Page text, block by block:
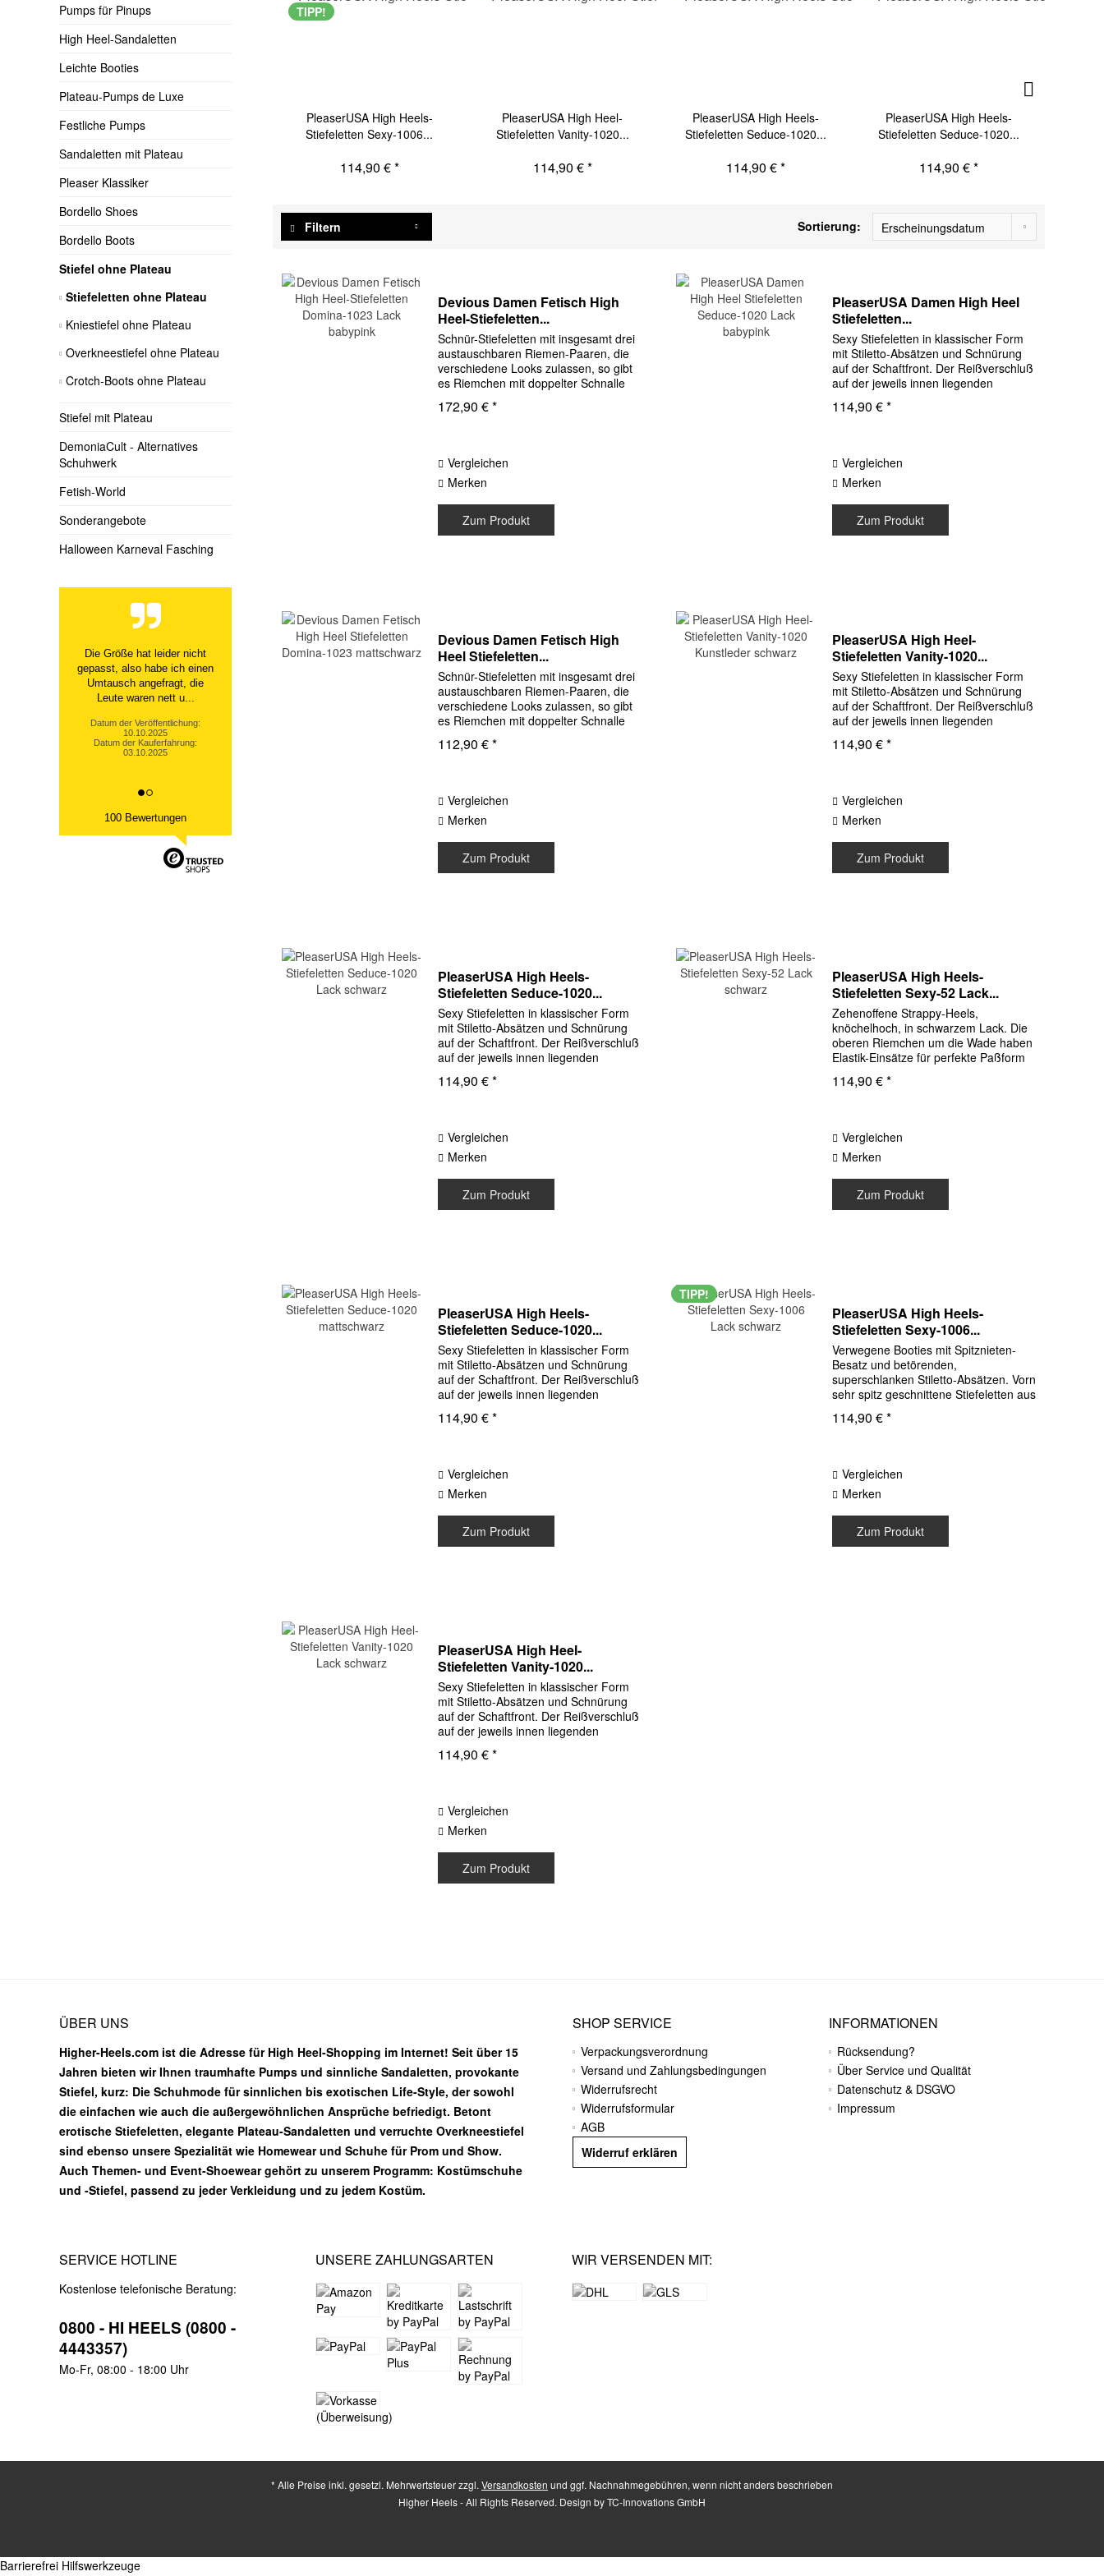
Pumps für Pinups
High Heel-Sandaletten
Leichte Booties
Plateau-Pumps de Luxe
Festliche Pumps
Sandaletten mit Plateau
Pleaser Klassiker
Bordello Shoes
Bordello Boots
Stiefel ohne Plateau
Stiefeletten ohne Plateau
Kniestiefel ohne Plateau
Overkneestiefel ohne Plateau
Crotch-Boots ohne Plateau
Stiefel mit Plateau
DemoniaCult - Alternatives
Schuhwerk
Fetish-World
Sonderangebote
Halloween Karneval Fasching
Die Größe hat leider nicht
gepasst, also habe ich einen
Umtausch angefragt, die
Leute waren nett u...
Datum der Veröffentlichung:
10.10.2025
Datum der Kauferfahrung:
03.10.2025
100 Bewertungen
TIPP!
PleaserUSA High Heels-
Stiefeletten Sexy-1006...
114,90 € *
PleaserUSA High Heel-
Stiefeletten Vanity-1020...
114,90 € *
PleaserUSA High Heels-
Stiefeletten Seduce-1020...
114,90 € *
PleaserUSA High Heels-
Stiefeletten Seduce-1020...
114,90 € *
Filtern Sortierung:
Devious Damen Fetisch High
Heel-Stiefeletten...
Schnür-Stiefeletten mit insgesamt drei
austauschbaren Riemen-Paaren, die
verschiedene Looks zulassen, so gibt
es Riemchen mit doppelter Schnalle
und abschließbaren Riemchen samt
kleinen funktionierenden Vorhänge-
172,90 € *
Vergleichen
Merken
Zum Produkt
PleaserUSA Damen High Heel
Stiefeletten...
Sexy Stiefeletten in klassischer Form
mit Stiletto-Absätzen und Schnürung
auf der Schaftfront. Der Reißverschluß
auf der jeweils innen liegenden
Schaftseite erleichtert das An- und
Ausziehen enorm. Obermaterial
114,90 € *
Vergleichen
Merken
Zum Produkt
Devious Damen Fetisch High
Heel Stiefeletten...
Schnür-Stiefeletten mit insgesamt drei
austauschbaren Riemen-Paaren, die
verschiedene Looks zulassen, so gibt
es Riemchen mit doppelter Schnalle
kleinen funktionierenden Vorhänge-
112,90 € *
Vergleichen
Merken
Zum Produkt
PleaserUSA High Heel-
Stiefeletten Vanity-1020...
Sexy Stiefeletten in klassischer Form
mit Stiletto-Absätzen und Schnürung
auf der Schaftfront. Der Reißverschluß
auf der jeweils innen liegenden
Ausziehen. Obermaterial Kunstleder
114,90 € *
Vergleichen
Merken
Zum Produkt
PleaserUSA High Heels-
Stiefeletten Seduce-1020...
Sexy Stiefeletten in klassischer Form
mit Stiletto-Absätzen und Schnürung
auf der Schaftfront. Der Reißverschluß
auf der jeweils innen liegenden
Ausziehen enorm. Obermaterial
114,90 € *
Vergleichen
Merken
Zum Produkt
PleaserUSA High Heels-
Stiefeletten Sexy-52 Lack...
Zehenoffene Strappy-Heels,
knöchelhoch, in schwarzem Lack. Die
oberen Riemchen um die Wade haben
Elastik-Einsätze für perfekte Paßform
entlang. Obermaterial Synthetik Lack
114,90 € *
Vergleichen
Merken
Zum Produkt
PleaserUSA High Heels-
Stiefeletten Seduce-1020...
Sexy Stiefeletten in klassischer Form
mit Stiletto-Absätzen und Schnürung
auf der Schaftfront. Der Reißverschluß
auf der jeweils innen liegenden
Ausziehen enorm. Obermaterial
114,90 € *
Vergleichen
Merken
Zum Produkt
TIPP!
PleaserUSA High Heels-
Stiefeletten Sexy-1006...
Verwegene Booties mit Spitznieten-
Besatz und betörenden,
superschlanken Stiletto-Absätzen. Vorn
sehr spitz geschnittene Stiefeletten aus
perfekte Lack- oder Latex-Outfit. Mit
114,90 € *
Vergleichen
Merken
Zum Produkt
PleaserUSA High Heel-
Stiefeletten Vanity-1020...
Sexy Stiefeletten in klassischer Form
mit Stiletto-Absätzen und Schnürung
auf der Schaftfront. Der Reißverschluß
auf der jeweils innen liegenden
Schaftseite erleichtert das An- und
Ausziehen enorm. Obermaterial
114,90 € *
Vergleichen
Merken
Zum Produkt
ÜBER UNS
Higher-Heels.com ist die Adresse für High Heel-Shopping im Internet! Seit über 15
Jahren bieten wir Ihnen traumhafte Pumps und sinnliche Sandaletten, provokante
Stiefel, kurz: Die Schuhmode für sinnlichen bis exotischen Life-Style, der sowohl
die einfachen wie auch die außergewöhnlichen Ansprüche befriedigt. Betont
erotische Stiefeletten, elegante Plateau-Sandaletten und verruchte Overkneestiefel
sind ebenso unsere Spezialität wie Homewear und Schuhe für Prom und Show.
Auch Themen- und Event-Shoewear gehört zu unserem Programm: Kostümschuhe
und -Stiefel, passend zu jeder Verkleidung und zu jedem Kostüm.
SHOP SERVICE
Verpackungsverordnung
Versand und Zahlungsbedingungen
Widerrufsrecht
Widerrufsformular
AGB
Widerruf erklären
INFORMATIONEN
Rücksendung?
Über Service und Qualität
Datenschutz & DSGVO
Impressum
SERVICE HOTLINE
Kostenlose telefonische Beratung:
0800 - HI HEELS (0800 -
4443357)
Mo-Fr, 08:00 - 18:00 Uhr
UNSERE ZAHLUNGSARTEN WIR VERSENDEN MIT:
* Alle Preise inkl. gesetzl. Mehrwertsteuer zzgl. Versandkosten und ggf. Nachnahmegebühren, wenn nicht anders beschrieben
Higher Heels - All Rights Reserved. Design byTC-Innovations GmbH
Barrierefrei Hilfswerkzeuge